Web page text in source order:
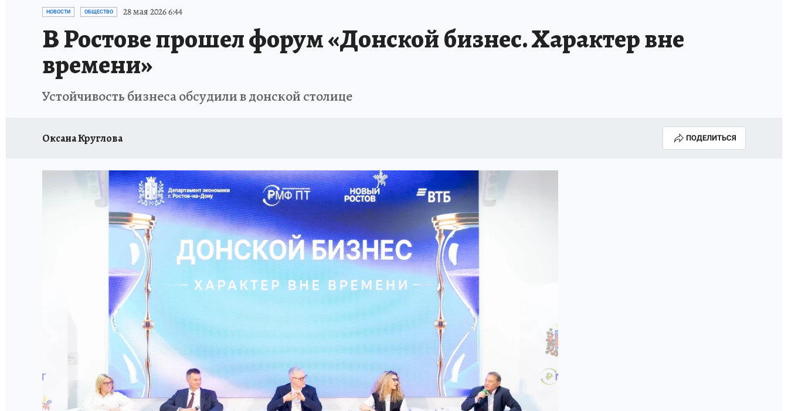
ЗАПОВЕДНАЯ РОССИЯ
НОВОСТИ ОБЩЕСТВО 28 мая 2026 6:44
В Ростове прошел форум «Донской бизнес. Характер вне
времени»
Устойчивость бизнеса обсудили в донской столице
Оксана Круглова ПОДЕЛИТЬСЯ